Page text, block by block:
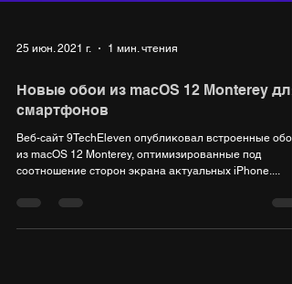
25 июн. 2021 г. 1 мин. чтения
Новые обои из macOS 12 Monterey для
смартфонов
Веб-сайт 9TechEleven опубликовал встроенные обои
соотношение сторон экрана актуальных iPhone....